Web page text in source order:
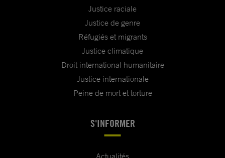
Justice raciale
Justice de genre
Réfugiés et migrants
Justice climatique
Droit international humanitaire
Justice internationale
Peine de mort et torture
S'INFORMER
Actualités